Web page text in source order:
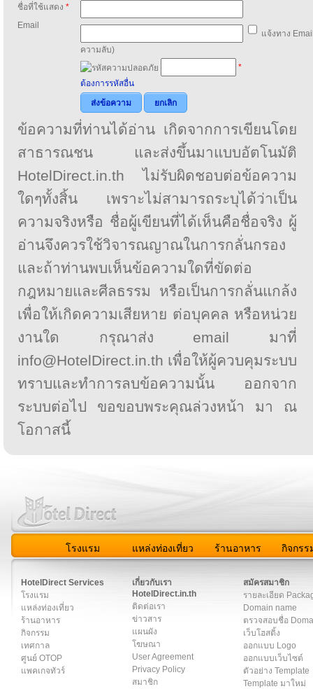
ชื่อที่ใช้แสดง *
Email
แจ้งทาง
ความลับ)
*
ต้องการรหัสอื่น
ส่งข้อความ
ยกเลิก
ข้อความที่ท่านได้อ่าน เกิดจากการเขียนโดย
สาธารณชน และส่งขึ้นมาแบบอัตโนมัติ
HotelDirect.in.th ไม่รับผิดชอบต่อข้อความ
ใดๆทั้งสิ้น เพราะไม่สามารถระบุได้ว่าเป็น
ความจริงหรือ ชื่อผู้เขียนที่ได้เห็นคือชื่อจริง ผู้
อ่านจึงควรใช้วิจารณญาณในการกลั่นกรอง
และถ้าท่านพบเห็นข้อความใดที่ขัดต่อ
กฎหมายและศีลธรรม หรือเป็นการกลั่นแกล้ง
เพื่อให้เกิดความเสียหาย ต่อบุคคล หรือหน่วย
งานใด กรุณาส่ง email มาที่
info@HotelDirect.in.th เพื่อให้ผู้ควบคุมระบบ
ทราบและทำการลบข้อความนั้น ออกจาก
ระบบต่อไป ขอขอบพระคุณล่วงหน้า มา ณ
โอกาสนี้
โรงแรม แหล่งท่องเที่ยว ร้านอาหาร กิจกรร
HotelDirect Services
โรงแรม
แหล่งท่องเที่ยว
ร้านอาหาร
กิจกรรม
เทศกาล
ศูนย์ OTOP
แพคเกจทัวร์
เกี่ยวกับเรา
HotelDirect.in.th
ติดต่อเรา
ข่าวสาร
แผนผัง
โฆษณา
User Agreement
Privacy Policy
สมาชิก
สมัครสมาชิก
รายละเอียด
Domain name
ตรวจสอบชื่อ
เว็บโฮสติ้ง
ออกแบบ Logo
ออกแบบเว็บไซต์
ตัวอย่าง Template
Template มาใหม่